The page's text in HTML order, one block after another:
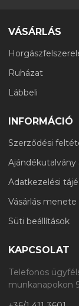
VÁSÁRLÁS
Ruházat
Lábbeli
INFORMÁCIÓ
Szerződési
Ajándékutalvány
Adatkezelési
Vásárlás menete
Süti beállítások
KAPCSOLAT
Telefonos
munkanapokon